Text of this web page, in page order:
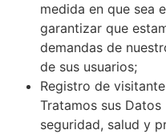
medida en que sea
garantizar que
demandas de
de sus usuarios;
Registro de
Tratamos sus
seguridad, salud y